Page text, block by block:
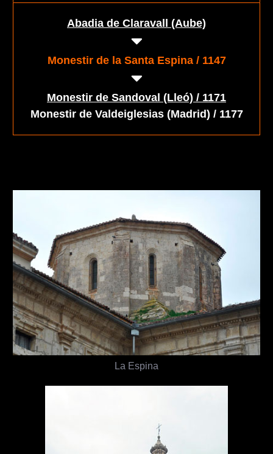
Abadia de Claravall (Aube)
Monestir de la Santa Espina / 1147
Monestir de Sandoval (Lleó) / 1171
Monestir de Valdeiglesias (Madrid) / 1177
La Espina